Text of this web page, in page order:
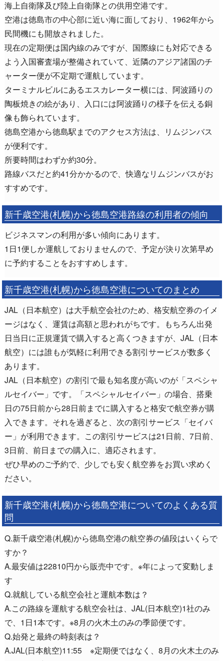
海上自衛隊及び陸上自衛隊との供用空港です。
空港は徳島市の中心部に近い海に面しており、1962年から
民間機にも開放されました。
現在の定期便は国内線のみですが、国際線にも対応できる
よう入国審査場が整備されていて、近隣のアジア諸国のチ
ャーター便が不定期で運航しています。
ターミナルビルにあるエスカレーター横には、阿波踊りの
陶板焼きの絵があり、入口には阿波踊りの様子を伝える銅
像も飾られています。
徳島空港から徳島駅までのアクセス方法は、リムジンバス
が便利です。
所要時間はわずか約30分。
路線バスだと約41分かかるので、快適なリムジンバスがお
すすめです。
新千歳空港(札幌)から徳島空港路線の利用者の傾向
ビジネスマンの利用が多い傾向にあります。
1日1便しか運航しておりませんので、予定が決り次第早め
に予約することをおすすめします。
新千歳空港(札幌)から徳島空港についてのまとめ
JAL（日本航空）は大手航空会社のため、格安航空券のイメ
ージはなく、運賃は高額と思われがちです。もちろん出発
日当日に正規運賃で購入すると高くつきますが、JAL（日本
航空）には誰もが気軽に利用できる割引サービスが数多く
あります。
JAL（日本航空）の割引で最も知名度が高いのが「スペシャ
ルセイバー」です。「スペシャルセイバー」の場合、搭乗
日の75日前から28日前までに購入すると格安で航空券が購
入できます。それを過ぎると、次の割引サービス「セイバ
ー」が利用できます。この割引サービスは21日前、7日前、
3日前、前日までの購入に、適応されます。
ぜひ早めのご予約で、少しでも安く航空券をお買い求めく
ださい。
新千歳空港(札幌)から徳島空港についてのよくある質
問
Q.新千歳空港(札幌)から徳島空港の航空券の値段はいくらで
すか？
A.最安値は22810円から販売中です。※年によって変動しま
す
Q.就航している航空会社と運航本数は？
A.この路線を運航する航空会社は、JAL(日本航空)1社のみ
で、1日1本です。※8月の火木土のみの季節便です。
Q.始発と最終の時刻表は？
A.JAL(日本航空)11:55 ※定期便ではなく、8月の火木土のみ